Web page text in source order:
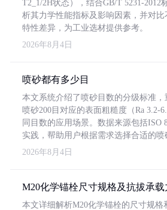
T2_1/2H状态），结合GB/T 5231-2012
析其力学性能指标及影响因素，并对
特性差异，为工业选材提供参考。
2026年8月4日
喷砂都有多少目
本文系统介绍了喷砂目数的分级标准
喷砂200目对应的表面粗糙度（Ra 3.2-
同目数的应用场景。数据来源包括ISO
实践，帮助用户根据需求选择合适的喷
2026年8月4日
M20化学锚栓尺寸规格及抗拔承载
本文详细解析M20化学锚栓的尺寸规格